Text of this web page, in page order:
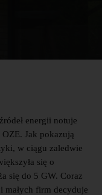
energii notuje
Jak pokazują
w ciągu zaledwie
się o
się do 5 GW. Coraz
małych firm decyduje